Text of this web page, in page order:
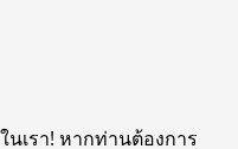
นเรา! หากท่านต้องการ